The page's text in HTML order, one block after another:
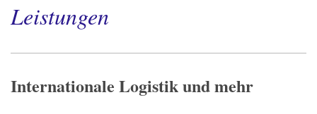
Leistungen
Internationale Logistik und mehr